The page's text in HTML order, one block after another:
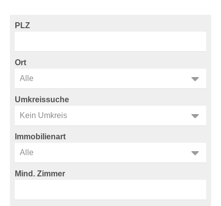
PLZ
Ort
Umkreissuche
Immobilienart
Mind. Zimmer